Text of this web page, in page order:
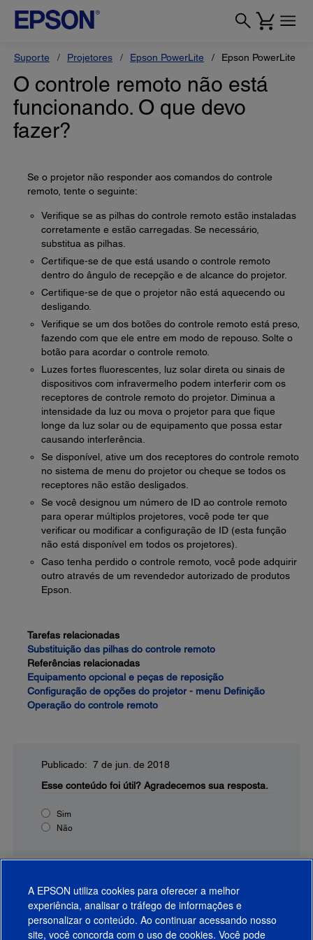
Suporte Projetores Epson PowerLite Epson PowerLite
O controle remoto não está
funcionando. O que devo
fazer?
Se o projetor não responder aos comandos do controle
remoto, tente o seguinte:
Verifique se as pilhas do controle remoto estão instaladas
corretamente e estão carregadas. Se necessário,
substitua as pilhas.
Certifique-se de que está usando o controle remoto
dentro do ângulo de recepção e de alcance do projetor.
Certifique-se de que o projetor não está aquecendo ou
desligando.
Verifique se um dos botões do controle remoto está preso,
fazendo com que ele entre em modo de repouso. Solte o
botão para acordar o controle remoto.
Luzes fortes fluorescentes, luz solar direta ou sinais de
dispositivos com infravermelho podem interferir com os
receptores de controle remoto do projetor. Diminua a
intensidade da luz ou mova o projetor para que fique
longe da luz solar ou de equipamento que possa estar
causando interferência.
Se disponível, ative um dos receptores do controle remoto
no sistema de menu do projetor ou cheque se todos os
receptores não estão desligados.
Se você designou um número de ID ao controle remoto
para operar múltiplos projetores, você pode ter que
verificar ou modificar a configuração de ID (esta função
não está disponível em todos os projetores).
Caso tenha perdido o controle remoto, você pode adquirir
outro através de um revendedor autorizado de produtos
Epson.
Tarefas relacionadas
Substituição das pilhas do controle remoto
Referências relacionadas
Equipamento opcional e peças de reposição
Configuração de opções do projetor - menu Definição
Operação do controle remoto
Publicado: 7 de jun. de 2018
Esse conteúdo foi útil? Agradecemos sua resposta.
Sim
Não
A EPSON utiliza cookies para oferecer a melhor
experiência, analisar o tráfego de informações e
personalizar o conteúdo. Ao continuar acessando nosso
site, você concorda com o uso de cookies. Você pode